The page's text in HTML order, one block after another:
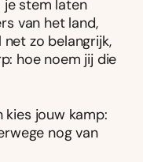
stem laten
van het land,
zo belangrijk,
hoe noem jij die
kies jouw kamp:
nog van